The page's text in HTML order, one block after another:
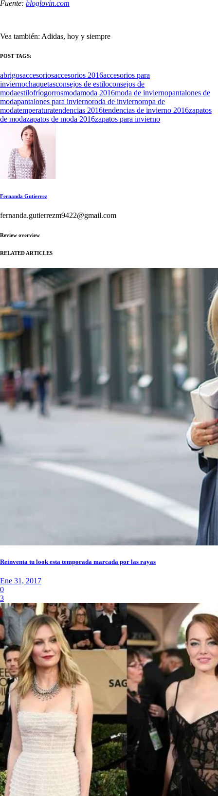
Fuente: bloglovin.com
Vea también: Adidas, hoy y siempre
POST TAGS:
abrigosaccesoriosaccesorios 2016accesorios para
inviernochaquetasconsejos de estiloconsejos de
modaestilofríogorrosmodamoda 2016moda de inviernopantalones de
modapantalones para inviernoroda de inviernoropa de
modatemperaturatendencias 2016tendencias de invierno 2016zapatos
de modazapatos de moda 2016zapatos para invierno
Fernanda Gutierrez
fernanda.gutierrezm9422@gmail.com
Review overview
RELATED ARTICLES
Reinventa tu look esta temporada marcada por las rayas
Ene 31, 2017
0
3